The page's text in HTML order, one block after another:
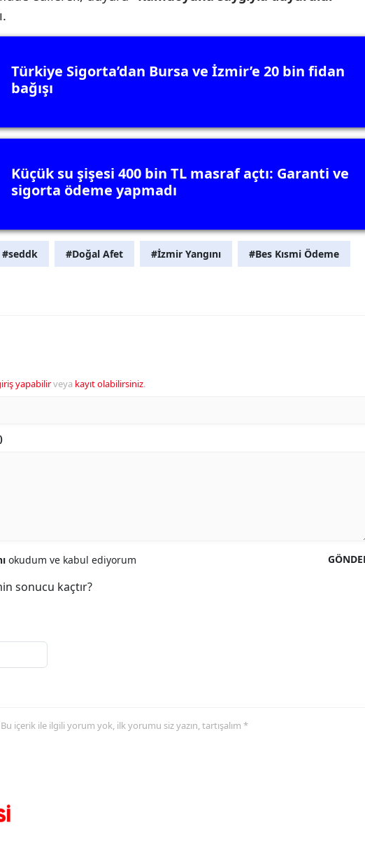
Türkiye Sigorta’dan Bursa ve İzmir’e 20 bin fidan
bağışı
Küçük su şişesi 400 bin TL masraf açtı: Garanti ve
sigorta ödeme yapmadı
#seddk #Doğal Afet #İzmir Yangını #Bes Kısmi Ödeme
yapabilirveya kayıt olabilirsiniz.
okudum ve kabul ediyorum
sonucu kaçtır?
içerik ile ilgili yorum yok, ilk yorumu siz yazın, tartışalım *